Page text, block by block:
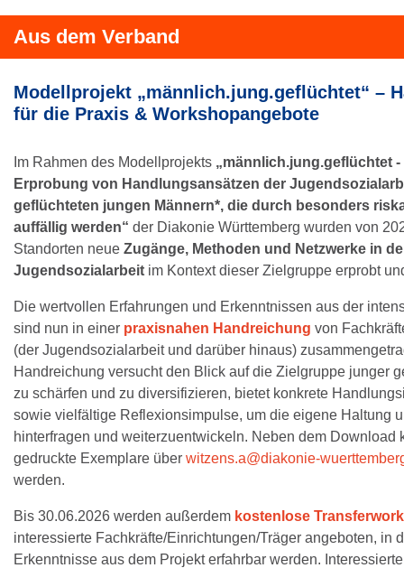
Aus dem Verband
Modellprojekt „männlich.jung.geflüchtet“ –
für die Praxis & Workshopangebote
Im Rahmen des Modellprojekts „männlich.jung.geflüchtet
Erprobung von Handlungsansätzen der
geflüchteten jungen Männern*, die durch besonders
auffällig werden“ der Diakonie Württemberg wurden von
Standorten neue Zugänge, Methoden und Netzwerke in
Jugendsozialarbeit im Kontext dieser Zielgruppe erprobt
Die wertvollen Erfahrungen und Erkenntnissen aus der
sind nun in einer praxisnahen Handreichung von
(der Jugendsozialarbeit und darüber hinaus)
Handreichung versucht den Blick auf die Zielgruppe junger
zu schärfen und zu diversifizieren, bietet konkrete
sowie vielfältige Reflexionsimpulse, um die eigene Haltung
hinterfragen und weiterzuentwickeln. Neben dem Download
gedruckte Exemplare über witzens.a@diakonie-
werden.
Bis 30.06.2026 werden außerdem kostenlose
interessierte Fachkräfte/Einrichtungen/Träger angeboten, in
Erkenntnisse aus dem Projekt erfahrbar werden.